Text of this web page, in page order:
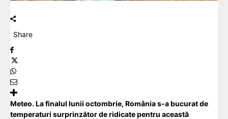
Share
Meteo. La finalul lunii octombrie, România s-a bucurat de
temperaturi surprinzător de ridicate pentru această